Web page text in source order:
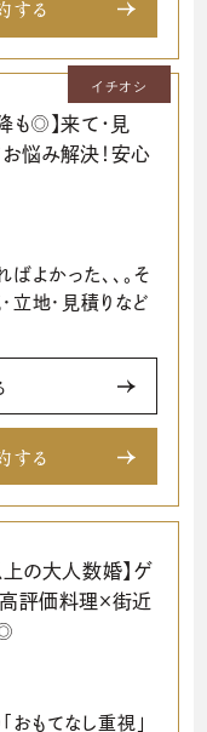
する
イチオシ
も◎】来て・見
お悩み解決！安心
よかった、、。そ
立地・見積りなど
する
の大人数婚】ゲ
評価料理×街近
もてなし重視」